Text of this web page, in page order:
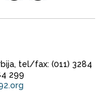
tel/fax: (011) 3284
299